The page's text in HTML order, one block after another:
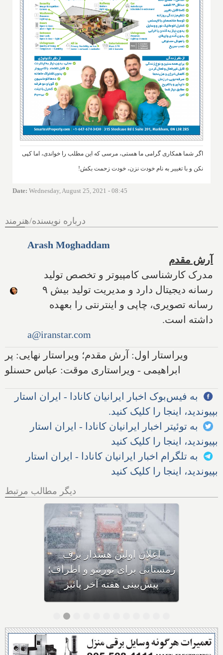
اگر شما همکاری گرامی ما هستی، مرسی که این مطلب را خواندی، اما کپی
نکن و با تغییر به نام خودت نزن، خودت زحمت بکش!
Date: Wednesday, August 25, 2021 - 08:45
درباره نویسنده/هنرمند
Arash Moghaddam
آرش مقدم
مدرک کارشناسی کامپیوتر و تخصص تولید
رسانه دیجیتال دارد و مدیریت تولید بیش ۹
رسانه تصویری، چاپی و اینترنتی را بعهده
داشته است.
a@iranstar.com
ویراستار اول: آرش مقدم؛ ویراستار نهایی: پر
ابراهیمی - ویراستاری موقت: عباس حسنلو
به فیس‌بوک اخبار ایرانیان کانادا - ایران استار
بپیوندید، اینجا را کلیک کنید.
به توئیتر اخبار ایرانیان کانادا - ایران استار
بپیوندید، اینجا را کلیک کنید
به تلگرام اخبار ایرانیان کانادا - ایران استار
بپیوندید، اینجا را کلیک کنید
دیگر مطالب مرتبط
اولین بارش برف سنگین
زمستانی، مونترال و شرق
کانادا را در نوردید